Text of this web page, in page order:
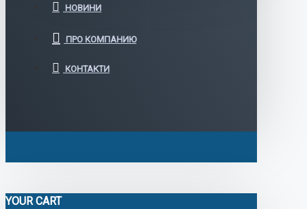
НОВИНИ
ПРО КОМПАНИЮ
КОНТАКТИ
YOUR CART